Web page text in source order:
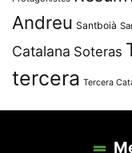
Andreu Santboià
Catalana Soteras
tercera Tercera